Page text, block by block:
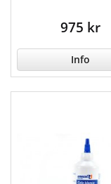
975 kr
Info